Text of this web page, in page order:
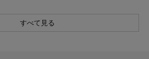
すべて見る